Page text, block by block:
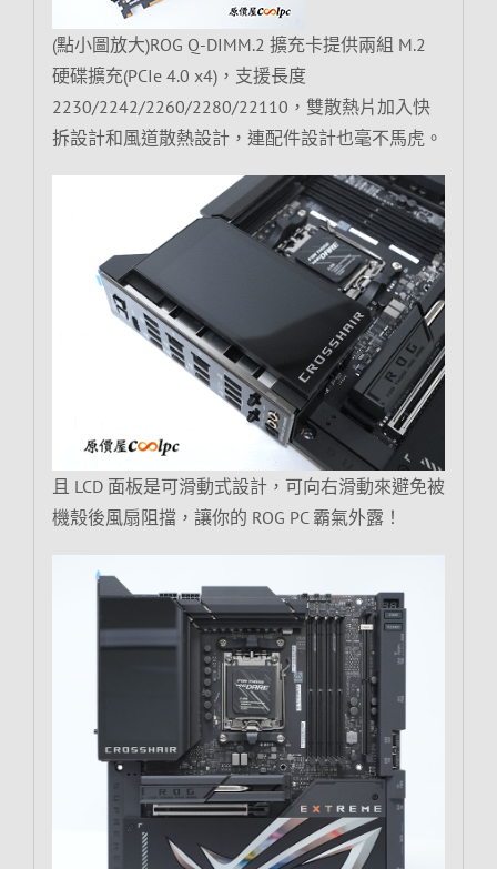
(點小圖放大)ROG Q-DIMM.2 擴充卡提供兩組 M.2
硬碟擴充(PCIe 4.0 x4)，支援長度
2230/2242/2260/2280/22110，雙散熱片加入快
拆設計和風道散熱設計，連配件設計也毫不馬虎。
且 LCD 面板是可滑動式設計，可向右滑動來避免被
機殼後風扇阻擋，讓你的 ROG PC 霸氣外露！